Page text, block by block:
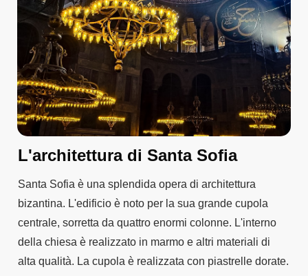
L'architettura di Santa Sofia
Santa Sofia è una splendida opera di architettura
bizantina. L'edificio è noto per la sua grande cupola
centrale, sorretta da quattro enormi colonne. L'interno
della chiesa è realizzato in marmo e altri materiali di
alta qualità. La cupola è realizzata con piastrelle dorate.